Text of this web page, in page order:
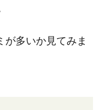
が多いか見てみま